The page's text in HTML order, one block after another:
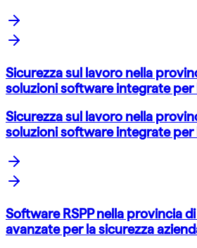
Sicurezza sul lavoro nella
soluzioni software integrate per
Sicurezza sul lavoro nella
soluzioni software integrate per
Software RSPP nella provincia
avanzate per la sicurezza